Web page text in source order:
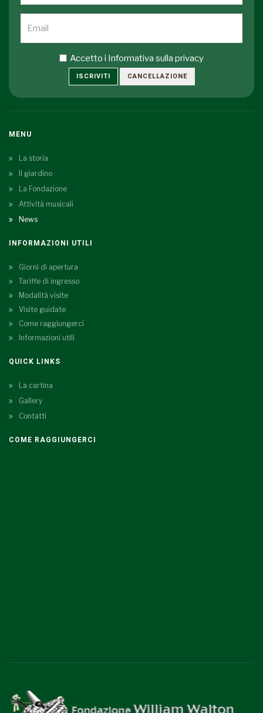
Accetto i Informativa sulla privacy
ISCRIVITI CANCELLAZIONE
MENU
La storia
Il giardino
La Fondazione
Attività musicali
News
INFORMAZIONI UTILI
Giorni di apertura
Tariffe di ingresso
Modalità visite
Visite guidate
Come raggiungerci
Informazioni utili
QUICK LINKS
La cartina
Gallery
Contatti
COME RAGGIUNGERCI